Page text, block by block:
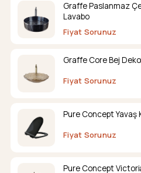
Graffe Paslanmaz
Lavabo
Fiyat Sorunuz
Graffe Core Bej
Fiyat Sorunuz
Pure Concept Yavaş
Fiyat Sorunuz
Pure Concept